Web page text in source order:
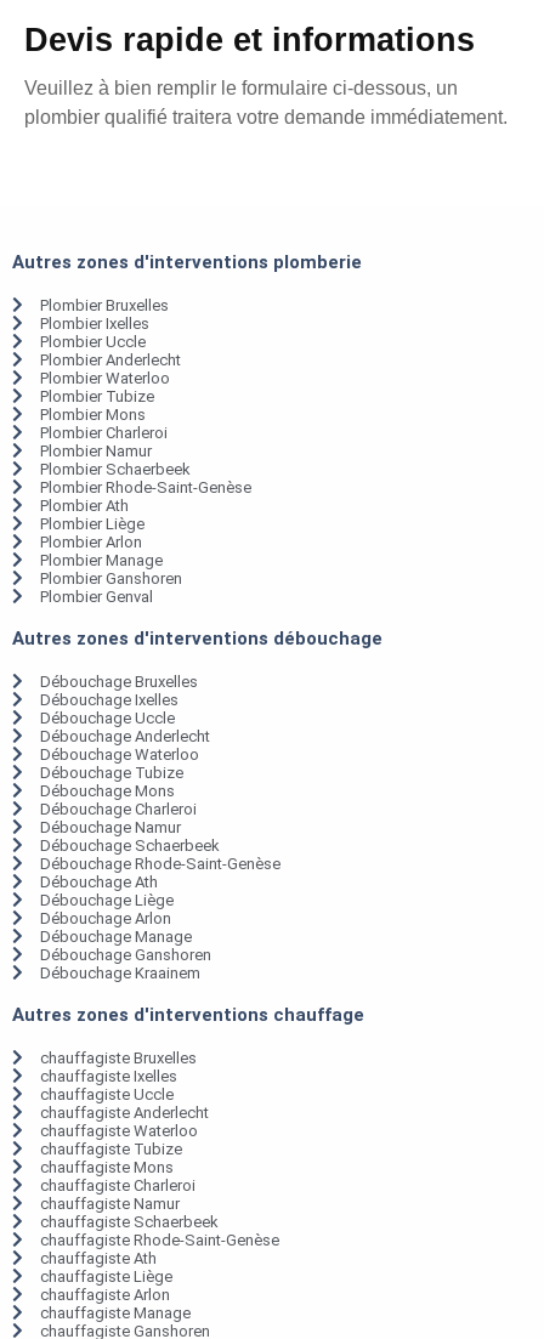
Devis rapide et informations
Veuillez à bien remplir le formulaire ci-dessous, un
plombier qualifié traitera votre demande immédiatement.
Autres zones d'interventions plomberie
Plombier Bruxelles
Plombier Ixelles
Plombier Uccle
Plombier Anderlecht
Plombier Waterloo
Plombier Tubize
Plombier Mons
Plombier Charleroi
Plombier Namur
Plombier Schaerbeek
Plombier Rhode-Saint-Genèse
Plombier Ath
Plombier Liège
Plombier Arlon
Plombier Manage
Plombier Ganshoren
Plombier Genval
Autres zones d'interventions débouchage
Débouchage Bruxelles
Débouchage Ixelles
Débouchage Uccle
Débouchage Anderlecht
Débouchage Waterloo
Débouchage Tubize
Débouchage Mons
Débouchage Charleroi
Débouchage Namur
Débouchage Schaerbeek
Débouchage Rhode-Saint-Genèse
Débouchage Ath
Débouchage Liège
Débouchage Arlon
Débouchage Manage
Débouchage Ganshoren
Débouchage Kraainem
Autres zones d'interventions chauffage
chauffagiste Bruxelles
chauffagiste Ixelles
chauffagiste Uccle
chauffagiste Anderlecht
chauffagiste Waterloo
chauffagiste Tubize
chauffagiste Mons
chauffagiste Charleroi
chauffagiste Namur
chauffagiste Schaerbeek
chauffagiste Rhode-Saint-Genèse
chauffagiste Ath
chauffagiste Liège
chauffagiste Arlon
chauffagiste Manage
chauffagiste Ganshoren